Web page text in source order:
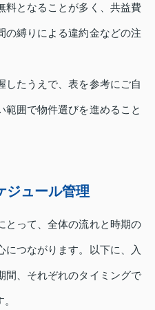
料となることが多く、共益費
の縛りによる違約金などの注
したうえで、表を参考にご自
囲で物件選びを進めること
ジュール管理
とって、全体の流れと時期の
につながります。以下に、入
間、それぞれのタイミングで